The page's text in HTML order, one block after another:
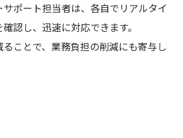
ポート担当者は、各自でリアルタイ
認し、迅速に対応できます。
ことで、業務負担の削減にも寄与し